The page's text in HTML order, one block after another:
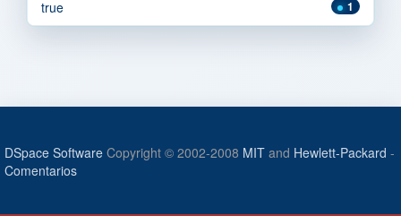
1
true
DSpace Software Copyright © 2002-2008 MIT and Hewlett-Packard -
Comentarios